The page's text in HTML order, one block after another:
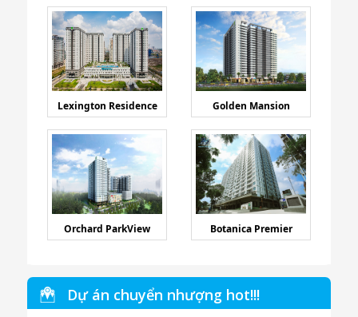
Lexington Residence Golden Mansion
Orchard ParkView Botanica Premier
Dự án chuyển nhượng hot!!!